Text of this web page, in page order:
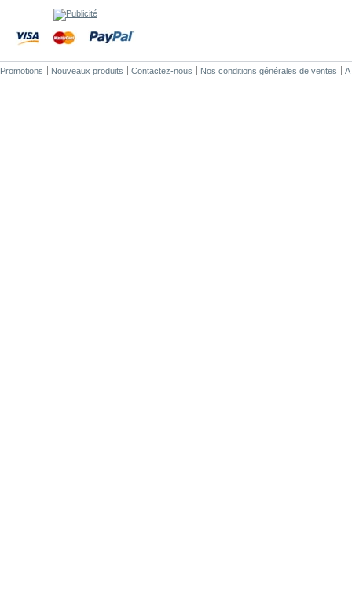
Promotions Nouveaux produits Contactez-nous Nos conditions générales de ventes A